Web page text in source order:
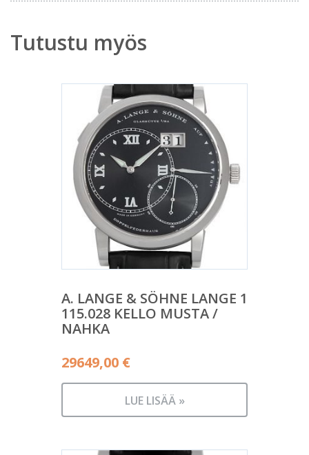
Tutustu myös
A. LANGE & SÖHNE LANGE 1
115.028 KELLO MUSTA /
NAHKA
29649,00 €
LUE LISÄÄ »